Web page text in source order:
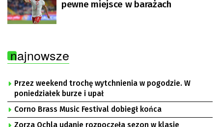
pewne miejsce w barażach
najnowsze
Przez weekend trochę wytchnienia w pogodzie. W
poniedziałek burze i upał
Corno Brass Music Festival dobiegł końca
Zorza Ochla udanie rozpoczęła sezon w klasie